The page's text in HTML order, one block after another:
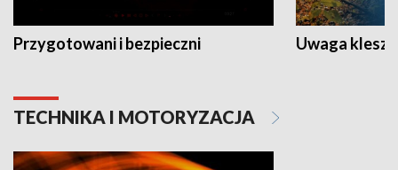
Przygotowani i bezpieczni Uwaga
TECHNIKA I MOTORYZACJA